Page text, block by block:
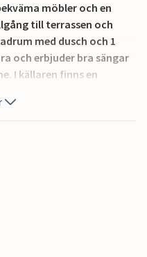
möbler och en
till terrassen och
med dusch och 1
och erbjuder bra sängar
I källaren finns en
och strand i
utgångspunkt för
kan vi till exempel